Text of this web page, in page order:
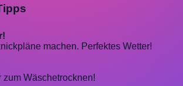
machen. Perfektes Wetter!
zum Wäschetrocknen!